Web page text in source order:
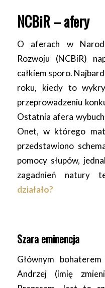
NCBiR – afery
O aferach w
Rozwoju (NCBiR)
całkiem sporo.
roku, kiedy to
przeprowadzeniu
Ostatnia afera
Onet, w którego
przedstawiono
pomocy słupów,
zagadnień natury
działało?
Szara eminencja
Głównym
Andrzej (imię